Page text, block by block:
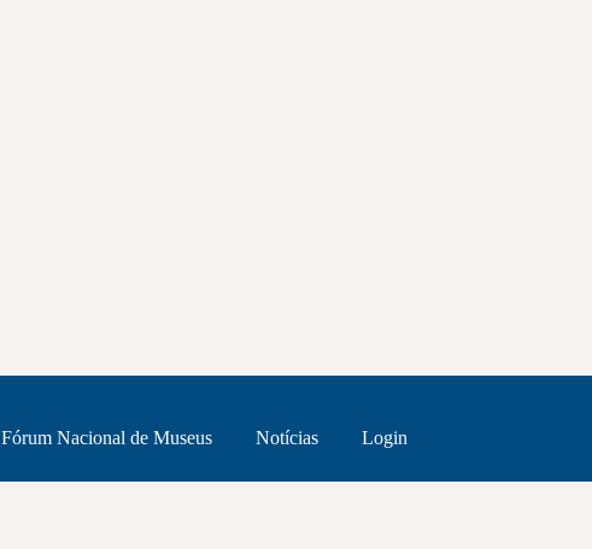
Fórum Nacional de Museus Notícias Login